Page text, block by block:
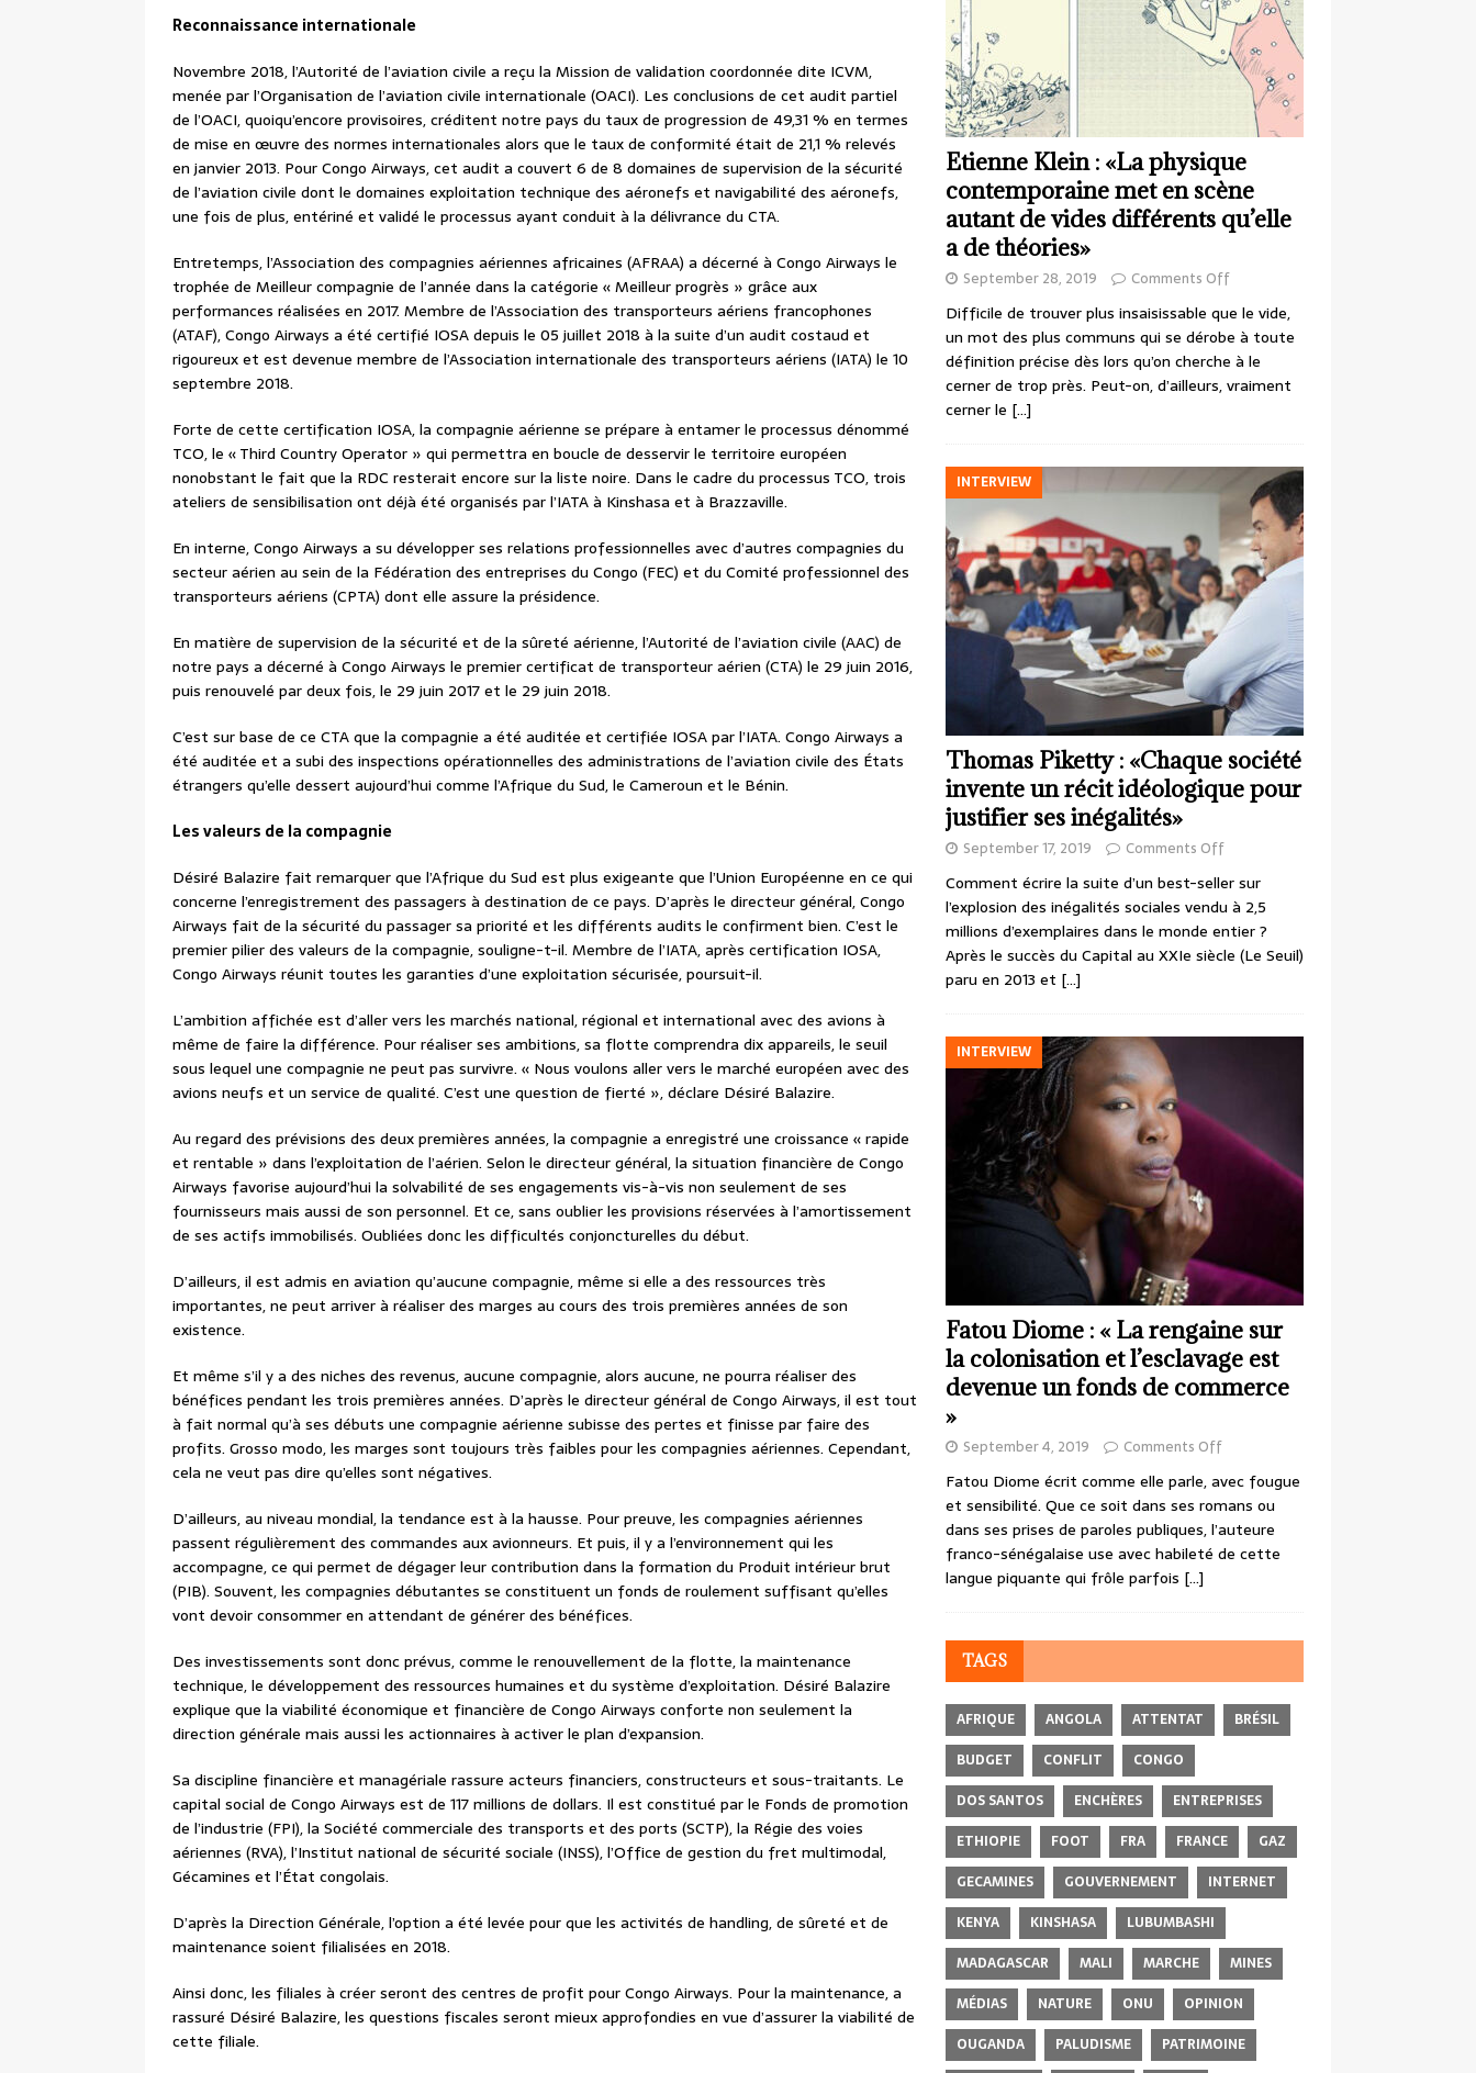
Reconnaissance internationale
Novembre 2018, l’Autorité de l’aviation civile a reçu la Mission de validation coordonnée dite ICVM,
menée par l’Organisation de l’aviation civile internationale (OACI). Les conclusions de cet audit partiel
de l’OACI, quoiqu’encore provisoires, créditent notre pays du taux de progression de 49,31 % en termes
de mise en œuvre des normes internationales alors que le taux de conformité était de 21,1 % relevés
en janvier 2013. Pour Congo Airways, cet audit a couvert 6 de 8 domaines de supervision de la sécurité
de l’aviation civile dont le domaines exploitation technique des aéronefs et navigabilité des aéronefs,
une fois de plus, entériné et validé le processus ayant conduit à la délivrance du CTA.
Entretemps, l’Association des compagnies aériennes africaines (AFRAA) a décerné à Congo Airways le
trophée de Meilleur compagnie de l’année dans la catégorie « Meilleur progrès » grâce aux
performances réalisées en 2017. Membre de l’Association des transporteurs aériens francophones
(ATAF), Congo Airways a été certifié IOSA depuis le 05 juillet 2018 à la suite d’un audit costaud et
rigoureux et est devenue membre de l’Association internationale des transporteurs aériens (IATA) le 10
septembre 2018.
Forte de cette certification IOSA, la compagnie aérienne se prépare à entamer le processus dénommé
TCO, le « Third Country Operator » qui permettra en boucle de desservir le territoire européen
nonobstant le fait que la RDC resterait encore sur la liste noire. Dans le cadre du processus TCO, trois
ateliers de sensibilisation ont déjà été organisés par l’IATA à Kinshasa et à Brazzaville.
En interne, Congo Airways a su développer ses relations professionnelles avec d’autres compagnies du
secteur aérien au sein de la Fédération des entreprises du Congo (FEC) et du Comité professionnel des
transporteurs aériens (CPTA) dont elle assure la présidence.
En matière de supervision de la sécurité et de la sûreté aérienne, l’Autorité de l’aviation civile (AAC) de
notre pays a décerné à Congo Airways le premier certificat de transporteur aérien (CTA) le 29 juin 2016,
puis renouvelé par deux fois, le 29 juin 2017 et le 29 juin 2018.
C’est sur base de ce CTA que la compagnie a été auditée et certifiée IOSA par l’IATA. Congo Airways a
été auditée et a subi des inspections opérationnelles des administrations de l’aviation civile des États
étrangers qu’elle dessert aujourd’hui comme l’Afrique du Sud, le Cameroun et le Bénin.
Les valeurs de la compagnie
Désiré Balazire fait remarquer que l’Afrique du Sud est plus exigeante que l’Union Européenne en ce qui
concerne l’enregistrement des passagers à destination de ce pays. D’après le directeur général, Congo
Airways fait de la sécurité du passager sa priorité et les différents audits le confirment bien. C’est le
premier pilier des valeurs de la compagnie, souligne-t-il. Membre de l’IATA, après certification IOSA,
Congo Airways réunit toutes les garanties d’une exploitation sécurisée, poursuit-il.
L’ambition affichée est d’aller vers les marchés national, régional et international avec des avions à
même de faire la différence. Pour réaliser ses ambitions, sa flotte comprendra dix appareils, le seuil
sous lequel une compagnie ne peut pas survivre. « Nous voulons aller vers le marché européen avec des
avions neufs et un service de qualité. C’est une question de fierté », déclare Désiré Balazire.
Au regard des prévisions des deux premières années, la compagnie a enregistré une croissance « rapide
et rentable » dans l’exploitation de l’aérien. Selon le directeur général, la situation financière de Congo
Airways favorise aujourd’hui la solvabilité de ses engagements vis-à-vis non seulement de ses
fournisseurs mais aussi de son personnel. Et ce, sans oublier les provisions réservées à l’amortissement
de ses actifs immobilisés. Oubliées donc les difficultés conjoncturelles du début.
D’ailleurs, il est admis en aviation qu’aucune compagnie, même si elle a des ressources très
importantes, ne peut arriver à réaliser des marges au cours des trois premières années de son
existence.
Et même s’il y a des niches des revenus, aucune compagnie, alors aucune, ne pourra réaliser des
bénéfices pendant les trois premières années. D’après le directeur général de Congo Airways, il est tout
à fait normal qu’à ses débuts une compagnie aérienne subisse des pertes et finisse par faire des
profits. Grosso modo, les marges sont toujours très faibles pour les compagnies aériennes. Cependant,
cela ne veut pas dire qu’elles sont négatives.
D’ailleurs, au niveau mondial, la tendance est à la hausse. Pour preuve, les compagnies aériennes
passent régulièrement des commandes aux avionneurs. Et puis, il y a l’environnement qui les
accompagne, ce qui permet de dégager leur contribution dans la formation du Produit intérieur brut
(PIB). Souvent, les compagnies débutantes se constituent un fonds de roulement suffisant qu’elles
vont devoir consommer en attendant de générer des bénéfices.
Des investissements sont donc prévus, comme le renouvellement de la flotte, la maintenance
technique, le développement des ressources humaines et du système d’exploitation. Désiré Balazire
explique que la viabilité économique et financière de Congo Airways conforte non seulement la
direction générale mais aussi les actionnaires à activer le plan d’expansion.
Sa discipline financière et managériale rassure acteurs financiers, constructeurs et sous-traitants. Le
capital social de Congo Airways est de 117 millions de dollars. Il est constitué par le Fonds de promotion
de l’industrie (FPI), la Société commerciale des transports et des ports (SCTP), la Régie des voies
aériennes (RVA), l’Institut national de sécurité sociale (INSS), l’Office de gestion du fret multimodal,
Gécamines et l’État congolais.
D’après la Direction Générale, l’option a été levée pour que les activités de handling, de sûreté et de
maintenance soient filialisées en 2018.
Ainsi donc, les filiales à créer seront des centres de profit pour Congo Airways. Pour la maintenance, a
rassuré Désiré Balazire, les questions fiscales seront mieux approfondies en vue d’assurer la viabilité de
cette filiale.
Etienne Klein : «La physique
contemporaine met en scène
autant de vides différents qu’elle
a de théories»
September 28, 2019 Comments Off
Difficile de trouver plus insaisissable que le vide,
un mot des plus communs qui se dérobe à toute
définition précise dès lors qu’on cherche à le
cerner de trop près. Peut-on, d’ailleurs, vraiment
cerner le […]
INTERVIEW
Thomas Piketty : «Chaque société
invente un récit idéologique pour
justifier ses inégalités»
September 17, 2019 Comments Off
Comment écrire la suite d’un best-seller sur
l’explosion des inégalités sociales vendu à 2,5
millions d’exemplaires dans le monde entier ?
Après le succès du Capital au XXIe siècle (Le Seuil)
paru en 2013 et […]
INTERVIEW
Fatou Diome : « La rengaine sur
la colonisation et l’esclavage est
devenue un fonds de commerce
»
September 4, 2019 Comments Off
Fatou Diome écrit comme elle parle, avec fougue
et sensibilité. Que ce soit dans ses romans ou
dans ses prises de paroles publiques, l’auteure
franco-sénégalaise use avec habileté de cette
langue piquante qui frôle parfois […]
TAGS
AFRIQUE ANGOLA ATTENTAT
BRÉSIL
BUDGET
CONFLIT
CONGO
DOS SANTOS
ENCHÈRES
ENTREPRISES
ETHIOPIE
FOOT FRA FRANCE
GAZ
GECAMINES
GOUVERNEMENT
INTERNET
KENYA
KINSHASA
LUBUMBASHI
MADAGASCAR
MALI MARCHE
MINES
MÉDIAS
NATURE ONU
OPINION
OUGANDA
PALUDISME PATRIMOINE